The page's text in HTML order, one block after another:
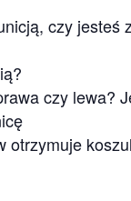
czy jesteś
czy lewa?